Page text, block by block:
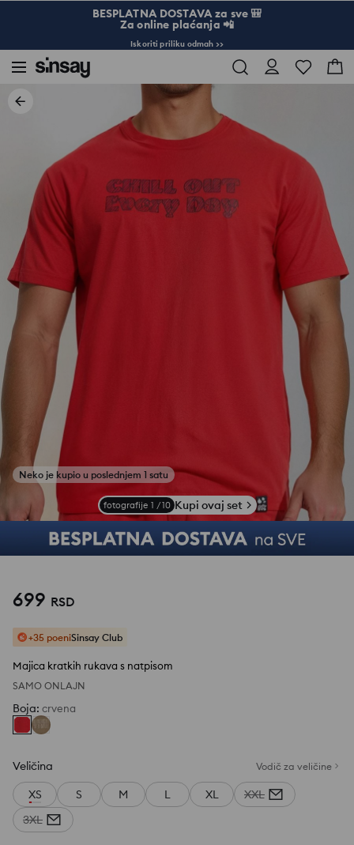
BESPLATNA DOSTAVA za sve 🎒
Za online plaćanja 📲
Iskoriti priliku odmah >>
fotografije 1 /10 Kupi ovaj set
699 RSD
+35 poeniSinsay Club
Majica kratkih rukava s natpisom
SAMO ONLAJN
Boja: crvena
Veličina Vodič za veličine
XS S M L XL
XXL
3XL